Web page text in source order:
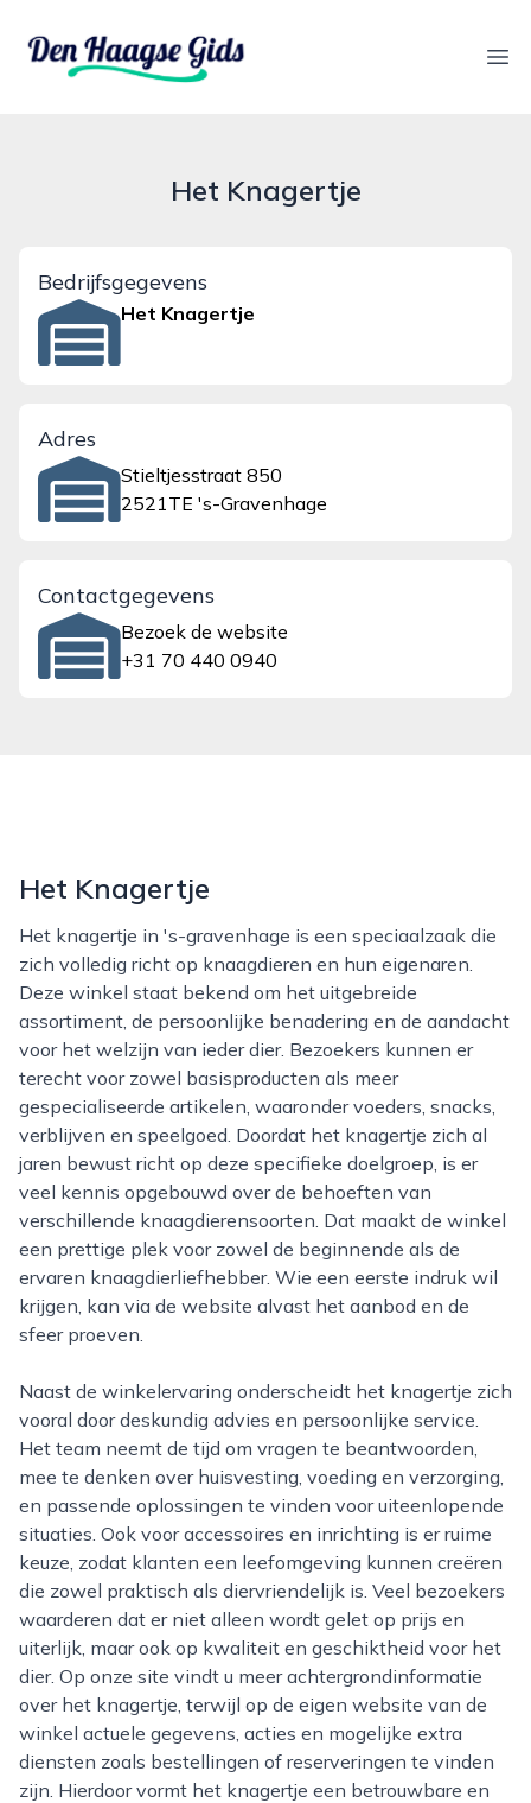
denhaagsegids.nl
Het Knagertje
Bedrijfsgegevens
Het Knagertje
Adres
Stieltjesstraat 850
2521TE 's-Gravenhage
Contactgegevens
Bezoek de website
+31 70 440 0940
Het Knagertje
Het knagertje in 's-gravenhage is een speciaalzaak die
zich volledig richt op knaagdieren en hun eigenaren.
Deze winkel staat bekend om het uitgebreide
assortiment, de persoonlijke benadering en de aandacht
voor het welzijn van ieder dier. Bezoekers kunnen er
terecht voor zowel basisproducten als meer
gespecialiseerde artikelen, waaronder voeders, snacks,
verblijven en speelgoed. Doordat het knagertje zich al
jaren bewust richt op deze specifieke doelgroep, is er
veel kennis opgebouwd over de behoeften van
verschillende knaagdierensoorten. Dat maakt de winkel
een prettige plek voor zowel de beginnende als de
ervaren knaagdierliefhebber. Wie een eerste indruk wil
krijgen, kan via de website alvast het aanbod en de
sfeer proeven.
Naast de winkelervaring onderscheidt het knagertje zich
vooral door deskundig advies en persoonlijke service.
Het team neemt de tijd om vragen te beantwoorden,
mee te denken over huisvesting, voeding en verzorging,
en passende oplossingen te vinden voor uiteenlopende
situaties. Ook voor accessoires en inrichting is er ruime
keuze, zodat klanten een leefomgeving kunnen creëren
die zowel praktisch als diervriendelijk is. Veel bezoekers
waarderen dat er niet alleen wordt gelet op prijs en
uiterlijk, maar ook op kwaliteit en geschiktheid voor het
dier. Op onze site vindt u meer achtergrondinformatie
over het knagertje, terwijl op de eigen website van de
winkel actuele gegevens, acties en mogelijke extra
diensten zoals bestellingen of reserveringen te vinden
zijn. Hierdoor vormt het knagertje een betrouwbare en